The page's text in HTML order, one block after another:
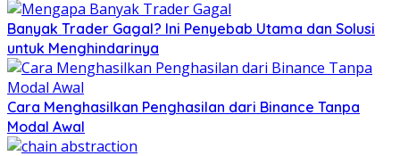
Banyak Trader Gagal? Ini Penyebab Utama dan Solusi
untuk Menghindarinya
Cara Menghasilkan Penghasilan dari Binance Tanpa
Modal Awal